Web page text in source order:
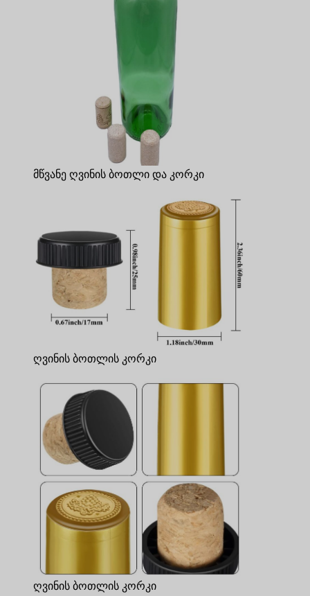
მწვანე ღვინის ბოთლი და კორკი
ღვინის ბოთლის კორკი
ღვინის ბოთლის კორკი